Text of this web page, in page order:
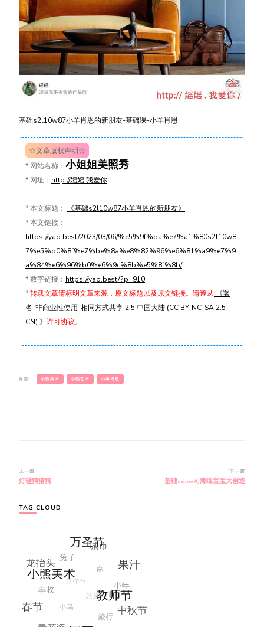
基础s2l10w87小羊肖恩的新朋友-基础课-小羊肖恩
☆文章版权声明☆
* 网站名称： 小姐姐美照秀
* 网址： http://媱媱.我爱你
*本文标题：
《基础s2l10w87小羊肖恩的新朋友》
*本文链接：
https://yao.best/2023/03/06/%e5%9f%ba%e7%a1%80s2l10w8
7%e5%b0%8f%e7%be%8a%e8%82%96%e6%81%a9%e7%9
a%84%e6%96%b0%e6%9c%8b%e5%8f%8b/
*数字链接： https://yao.best/?p=910
*转载文章请标明文章来源，原文标题以及原文链接。请遵从 《署
名-非商业性使用-相同方式共享 2.5 中国大陆 (CC BY-NC-SA 2.5
CN) 》 许可协议。
标签: 小熊美术 小熊艺术 小羊肖恩
博
文
航
上一篇
灯谜猜猜猜
下一篇
基础s2l10w87海绵宝宝大创造
TAG CLOUD